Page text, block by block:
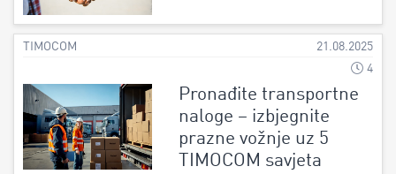
TIMOCOM
21.08.2025
4
Pronađite transportne
naloge – izbjegnite
prazne vožnje uz 5
TIMOCOM savjeta